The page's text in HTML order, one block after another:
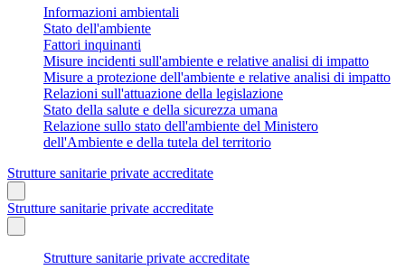
Informazioni ambientali
Stato dell'ambiente
Fattori inquinanti
Misure incidenti sull'ambiente e relative analisi di impatto
Misure a protezione dell'ambiente e relative analisi di impatto
Relazioni sull'attuazione della legislazione
Stato della salute e della sicurezza umana
Relazione sullo stato dell'ambiente del Ministero
dell'Ambiente e della tutela del territorio
Strutture sanitarie private accreditate
Strutture sanitarie private accreditate
Strutture sanitarie private accreditate